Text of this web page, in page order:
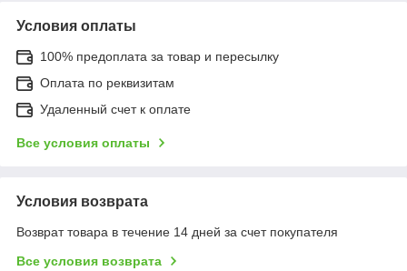
Условия оплаты
100% предоплата за товар и пересылку
Оплата по реквизитам
Удаленный счет к оплате
Все условия оплаты
Условия возврата
Возврат товара в течение 14 дней за счет покупателя
Все условия возврата